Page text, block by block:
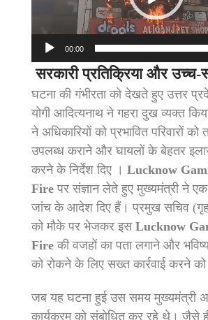
00:00
सरकारी प्रतिक्रिया और उच्च-
घटना की गंभीरता को देखते हुए उत्तर
योगी आदित्यनाथ ने गहरा दुख व्यक्त
ने अधिकारियों को प्रभावित परिवारों को
उपलब्ध कराने और घायलों के बेहतर
करने के निर्देश दिए । Lucknow
Fire पर संज्ञान लेते हुए मुख्यमंत्री ने
जांच के आदेश दिए हैं। प्रमुख सचिव
को मौके पर भेजकर इस Lucknow
Fire की वजहों का पता लगाने और
को रोकने के लिए सख्त कार्रवाई करने
जब यह घटना हुई उस समय मुख्यमंत्री
कार्यक्रम को संबोधित कर रहे थे। जैसे